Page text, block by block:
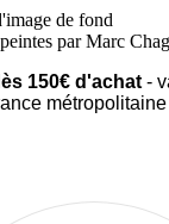
150€ d'achat -